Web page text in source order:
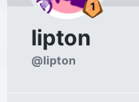
lipton
@lipton